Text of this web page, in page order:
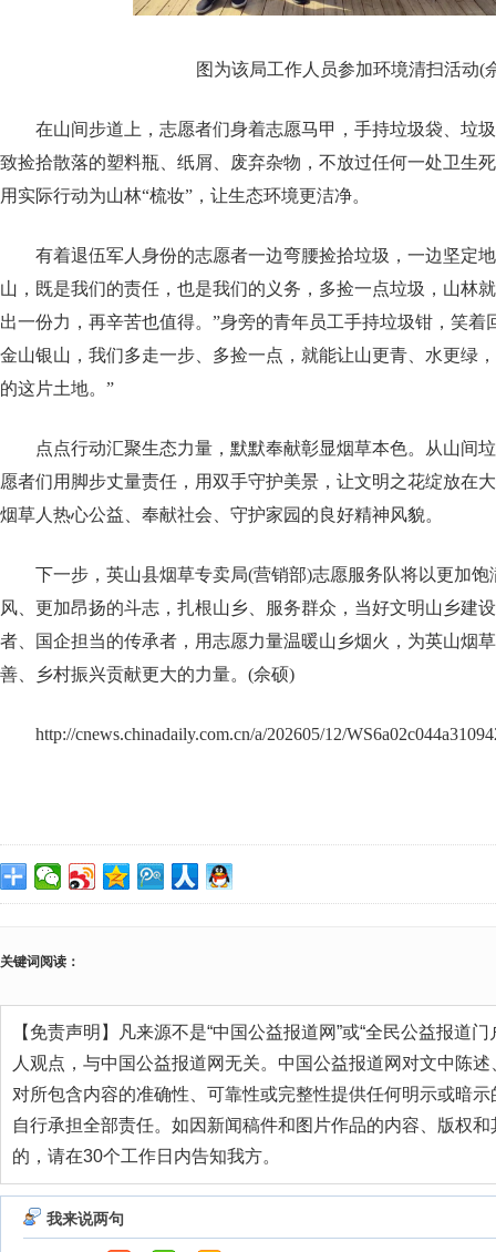
图为该局工作人员参加环境清扫活动(
在山间步道上，志愿者们身着志愿马甲，手持垃圾袋、垃
致捡拾散落的塑料瓶、纸屑、废弃杂物，不放过任何一处卫生
用实际行动为山林“梳妆”，让生态环境更洁净。
有着退伍军人身份的志愿者一边弯腰捡拾垃圾，一边坚定
山，既是我们的责任，也是我们的义务，多捡一点垃圾，山林
出一份力，再辛苦也值得。”身旁的青年员工手持垃圾钳，笑着
金山银山，我们多走一步、多捡一点，就能让山更青、水更绿
的这片土地。”
点点行动汇聚生态力量，默默奉献彰显烟草本色。从山间
愿者们用脚步丈量责任，用双手守护美景，让文明之花绽放在
烟草人热心公益、奉献社会、守护家园的良好精神风貌。
下一步，英山县烟草专卖局(营销部)志愿服务队将以更加
风、更加昂扬的斗志，扎根山乡、服务群众，当好文明山乡建
者、国企担当的传承者，用志愿力量温暖山乡烟火，为英山烟
善、乡村振兴贡献更大的力量。(佘硕)
http://cnews.chinadaily.com.cn/a/202605/12/
关键词阅读：
【免责声明】凡来源不是“中国公益报道网”或“全民公益报道
人观点，与中国公益报道网无关。中国公益报道网对文中陈
对所包含内容的准确性、可靠性或完整性提供任何明示或暗
自行承担全部责任。如因新闻稿件和图片作品的内容、版权
的，请在30个工作日内告知我方。